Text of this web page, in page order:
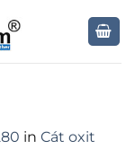
in Cát oxit